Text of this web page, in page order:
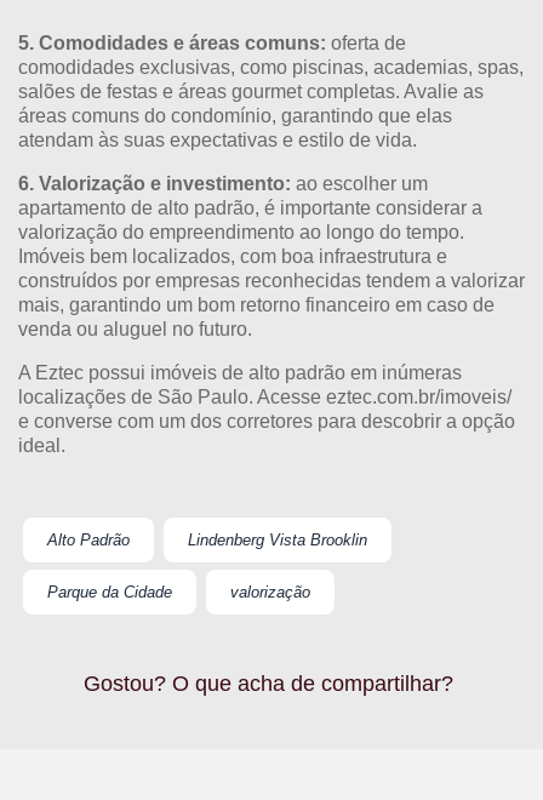
5. Comodidades e áreas comuns: oferta de
comodidades exclusivas, como piscinas, academias, spas,
salões de festas e áreas gourmet completas. Avalie as
áreas comuns do condomínio, garantindo que elas
atendam às suas expectativas e estilo de vida.
6. Valorização e investimento: ao escolher um
apartamento de alto padrão, é importante considerar a
valorização do empreendimento ao longo do tempo.
Imóveis bem localizados, com boa infraestrutura e
construídos por empresas reconhecidas tendem a valorizar
mais, garantindo um bom retorno financeiro em caso de
venda ou aluguel no futuro.
A Eztec possui imóveis de alto padrão em inúmeras
localizações de São Paulo. Acesse eztec.com.br/imoveis/
e converse com um dos corretores para descobrir a opção
ideal.
Alto Padrão Lindenberg Vista Brooklin
Parque da Cidade valorização
Gostou? O que acha de compartilhar?